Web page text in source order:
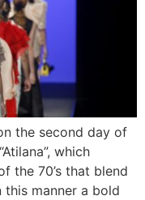
the second day of
which
the 70’s that blend
manner a bold